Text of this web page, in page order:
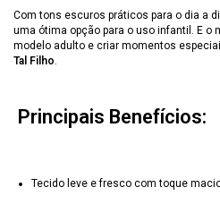
Com tons escuros práticos para o dia a
uma ótima opção para o uso infantil. E o
modelo adulto e criar momentos
Tal Filho.
Principais Benefícios:
Tecido leve e fresco com toque